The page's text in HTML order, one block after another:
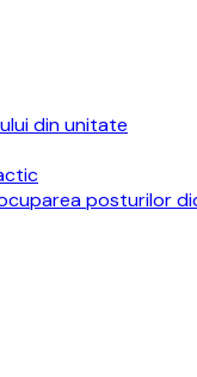
din unitate
posturilor